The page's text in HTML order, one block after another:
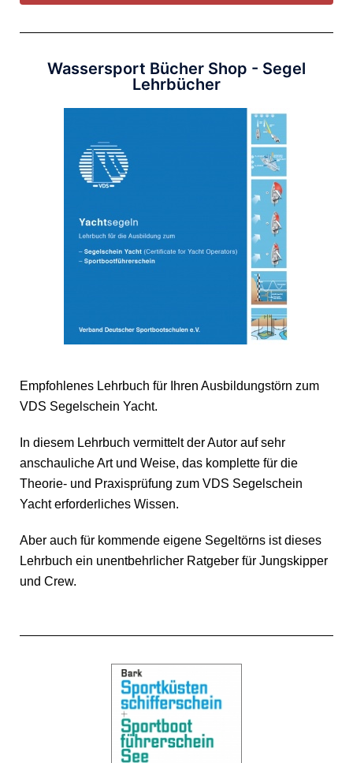
Wassersport Bücher Shop - Segel
Lehrbücher
Empfohlenes Lehrbuch für Ihren Ausbildungstörn zum
VDS Segelschein Yacht.
In diesem Lehrbuch vermittelt der Autor auf sehr
anschauliche Art und Weise, das komplette für die
Theorie- und Praxisprüfung zum VDS Segelschein
Yacht erforderliches Wissen.
Aber auch für kommende eigene Segeltörns ist dieses
Lehrbuch ein unentbehrlicher Ratgeber für Jungskipper
und Crew.